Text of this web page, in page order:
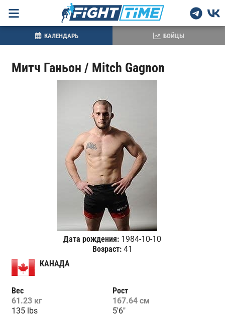
Митч Ганьон / Mitch Gagnon
Дата рождения: 1984-10-10
Возраст:41
КАНАДА
Вес
61.23 кг
135 lbs
Рост
167.64 см
5'6"
КАЛЕНДАРЬ БОЙЦЫ